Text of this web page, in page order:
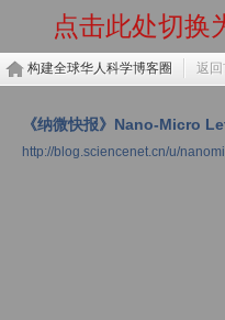
点击此处切换
构建全球华人科学博客圈 返
《纳微快报》Nano-Micro
http://blog.sciencenet.cn/u/